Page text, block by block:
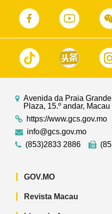
Avenida da Praia
Plaza, 15.º andar, Macau
https://www.gcs.gov.mo
info@gcs.gov.mo
(853)2833 2886
GOV.MO
Revista Macau